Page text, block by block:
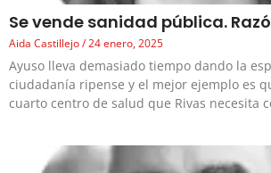
Se vende sanidad pública.
Aida Castillejo 24 enero, 2025
Ayuso lleva demasiado tiempo dando la
ciudadanía ripense y el mejor ejemplo es
cuarto centro de salud que Rivas necesita